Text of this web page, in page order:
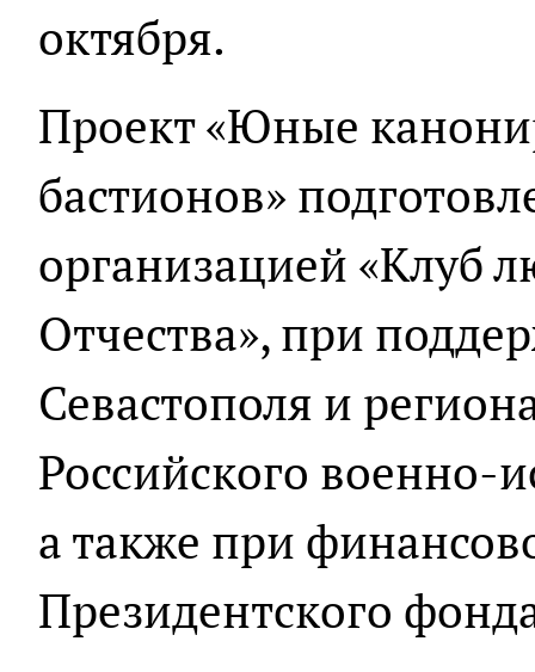
октября.
Проект «Юные
бастионов»
организацией «Клуб
Отчества», при
Севастополя и
Российского военно-
а также при
Президентского